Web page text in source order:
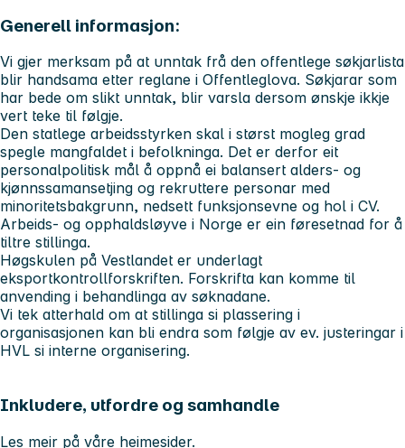
Generell informasjon:
Vi gjer merksam på at unntak frå den offentlege søkjarlista
blir handsama etter reglane i Offentleglova. Søkjarar som
har bede om slikt unntak, blir varsla dersom ønskje ikkje
vert teke til følgje.
Den statlege arbeidsstyrken skal i størst mogleg grad
spegle mangfaldet i befolkninga. Det er derfor eit
personalpolitisk mål å oppnå ei balansert alders- og
kjønnssamansetjing og rekruttere personar med
minoritetsbakgrunn, nedsett funksjonsevne og hol i CV.
Arbeids- og opphaldsløyve i Norge er ein føresetnad for å
tiltre stillinga.
Høgskulen på Vestlandet er underlagt
eksportkontrollforskriften. Forskrifta kan komme til
anvending i behandlinga av søknadane.
Vi tek atterhald om at stillinga si plassering i
organisasjonen kan bli endra som følgje av ev. justeringar i
HVL si interne organisering.
Inkludere, utfordre og samhandle
Les meir på våre heimesider.